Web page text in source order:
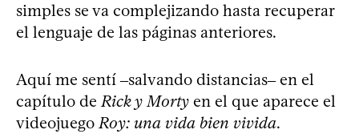
simples se va complejizando hasta recuperar
el lenguaje de las páginas anteriores.
Aquí me sentí ‒salvando distancias‒ en el
capítulo deRick y Morty en el que aparece el
videojuegoRoy: una vida bien vivida.